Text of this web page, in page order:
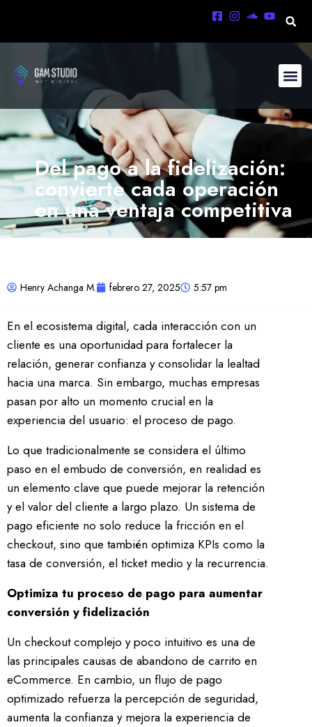
Del pago a la fidelización:
convierte cada operación
en una ventaja competitiva
Henry Achanga M. febrero 27, 2025 5:57 pm
En el ecosistema digital, cada interacción con un
cliente es una oportunidad para fortalecer la
relación, generar confianza y consolidar la lealtad
hacia una marca. Sin embargo, muchas empresas
pasan por alto un momento crucial en la
experiencia del usuario: el proceso de pago.
Lo que tradicionalmente se considera el último
paso en el embudo de conversión, en realidad es
un elemento clave que puede mejorar la retención
y el valor del cliente a largo plazo. Un sistema de
pago eficiente no solo reduce la fricción en el
checkout, sino que también optimiza KPIs como la
tasa de conversión, el ticket medio y la recurrencia.
Optimiza tu proceso de pago para aumentar
conversión y fidelización
Un checkout complejo y poco intuitivo es una de
las principales causas de abandono de carrito en
eCommerce. En cambio, un flujo de pago
optimizado refuerza la percepción de seguridad,
aumenta la confianza y mejora la experiencia de